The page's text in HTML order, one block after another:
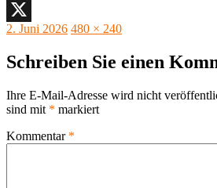
Facebook
X
Veröffentlicht
2. Juni 2026 Originalgröße
480 × 240
Schreiben Sie einen
Ihre E-Mail-Adresse wird nicht
sind mit * markiert
Kommentar *